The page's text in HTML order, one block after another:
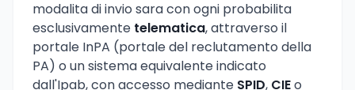
modalita di invio sara con ogni probabilita
esclusivamente telematica, attraverso il
portale InPA (portale del reclutamento della
PA) o un sistema equivalente indicato
dall'Ipab, con accesso mediante SPID, CIEo